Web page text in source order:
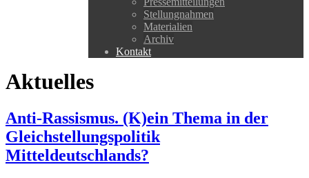
Stellungnahmen
Materialien
Archiv
Kontakt
Aktuelles
Anti-Rassismus. (K)ein Thema in der
Gleichstellungspolitik
Mitteldeutschlands?